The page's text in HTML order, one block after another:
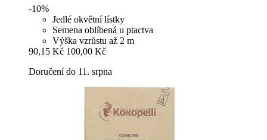
-10%
Jedlé okvětní lístky
Semena oblíbená u ptactva
Výška vzrůstu až 2 m
90,15 Kč 100,00 Kč
Doručení do 11. srpna